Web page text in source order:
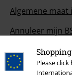
Please
Algemene maat
Annuleer mijn
Betaalmethodes